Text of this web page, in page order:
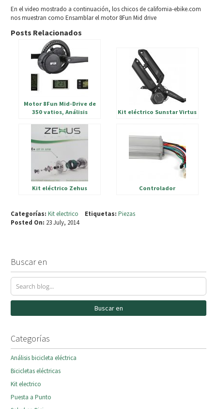
En el video mostrado a continuación, los chicos de california-ebike.com
nos muestran como Ensamblar el motor 8Fun Mid drive
Posts Relacionados
Motor 8Fun Mid-Drive de
350 vatios, Análisis
Kit eléctrico Sunstar Virtus
Kit eléctrico Zehus Controlador
Categorías: Kit electrico Etiquetas: Piezas
Posted On: 23 July, 2014
Buscar en
Buscar en
Categorías
Análisis bicicleta eléctrica
Bicicletas eléctricas
Kit electrico
Puesta a Punto